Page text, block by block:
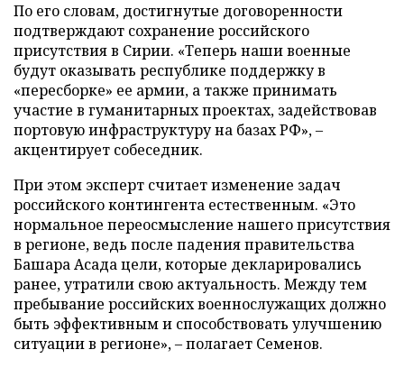
По его словам, достигнутые договоренности
подтверждают сохранение российского
присутствия в Сирии. «Теперь наши военные
будут оказывать республике поддержку в
«пересборке» ее армии, а также принимать
участие в гуманитарных проектах, задействовав
портовую инфраструктуру на базах РФ», –
акцентирует собеседник.
При этом эксперт считает изменение задач
российского контингента естественным. «Это
нормальное переосмысление нашего присутствия
в регионе, ведь после падения правительства
Башара Асада цели, которые декларировались
ранее, утратили свою актуальность. Между тем
пребывание российских военнослужащих должно
быть эффективным и способствовать улучшению
ситуации в регионе», – полагает Семенов.